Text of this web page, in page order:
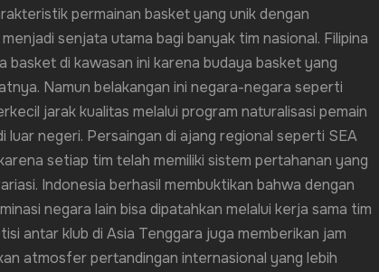
permainan basket yang unik dengan
senjata utama bagi banyak tim nasional. Filipina
basket di kawasan ini karena budaya basket yang
Namun belakangan ini negara-negara seperti
jarak kualitas melalui program naturalisasi pemain
negeri. Persaingan di ajang regional seperti SEA
setiap tim telah memiliki sistem pertahanan yang
Indonesia berhasil membuktikan bahwa dengan
negara lain bisa dipatahkan melalui kerja sama tim
antar klub di Asia Tenggara juga memberikan jam
atmosfer pertandingan internasional yang lebih